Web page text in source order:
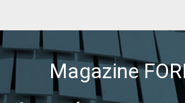
Magazine